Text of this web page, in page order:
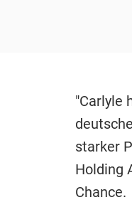
"Carlyle
starker
Holding
Chance.